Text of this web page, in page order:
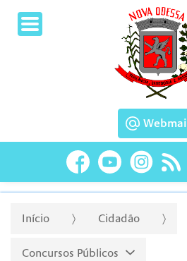
Webmail
Início Cidadão
Concursos Públicos